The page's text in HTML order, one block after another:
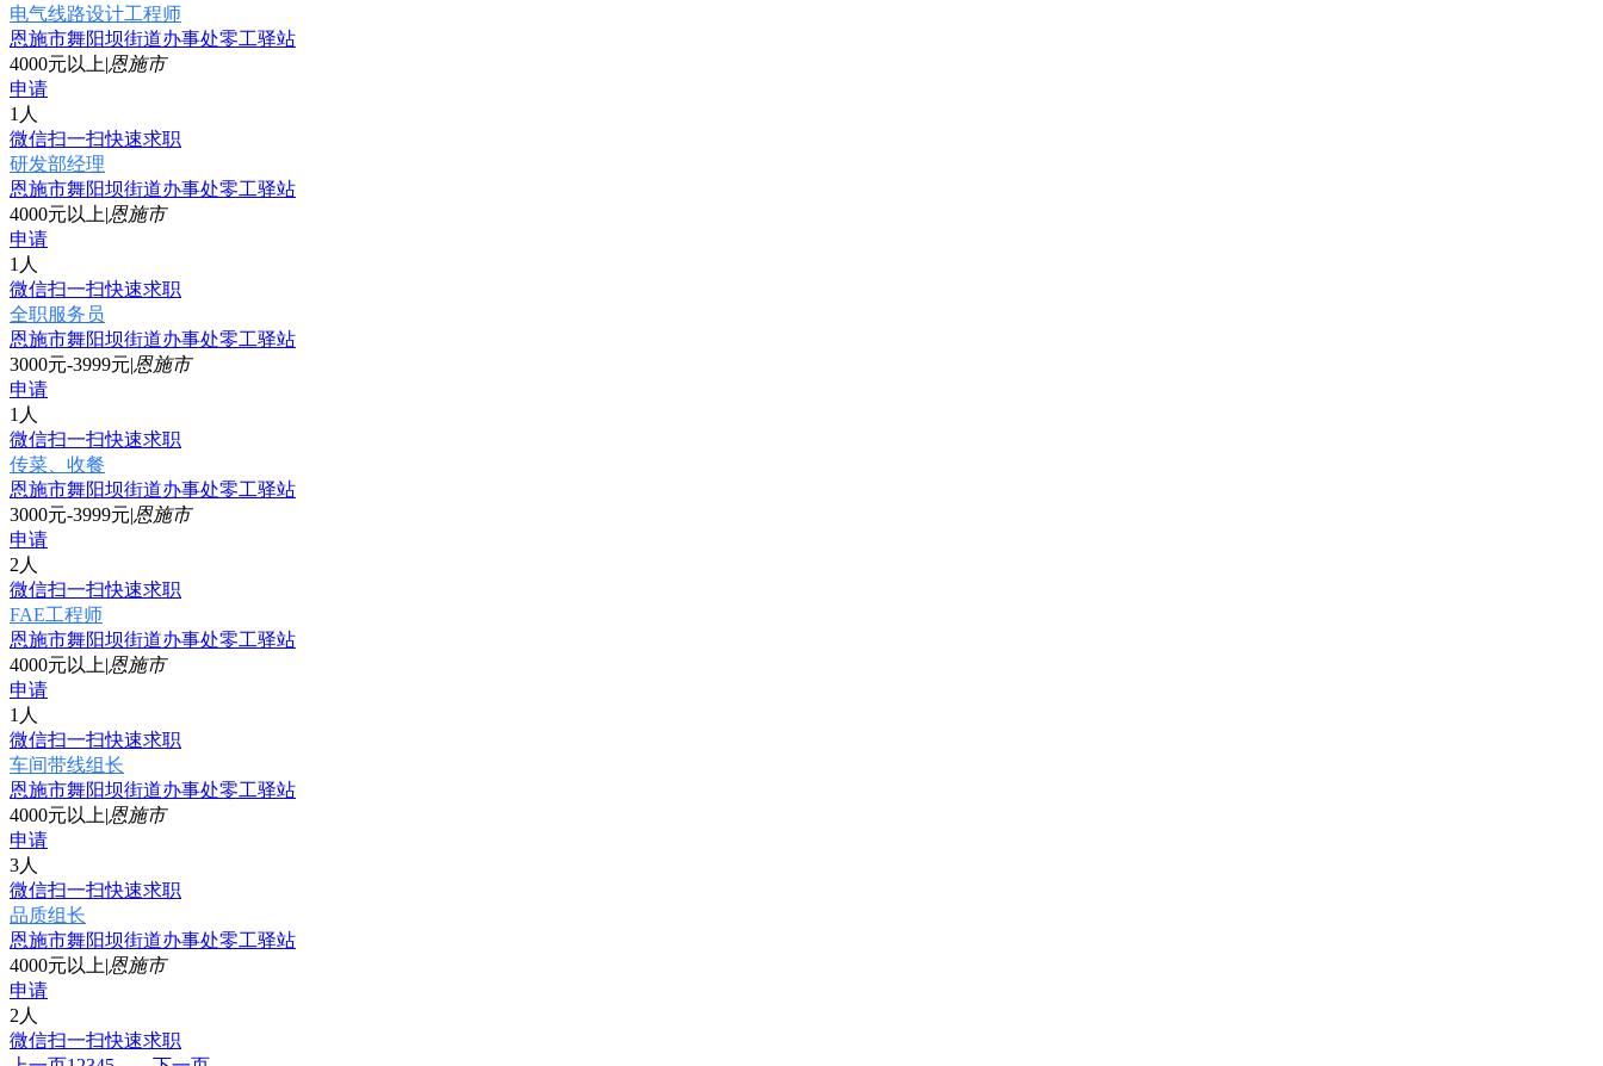
电气线路设计工程师
恩施市舞阳坝街道办事处零工驿站
4000元以上|恩施市
申请
1人
微信扫一扫快速求职
研发部经理
恩施市舞阳坝街道办事处零工驿站
4000元以上|恩施市
申请
1人
微信扫一扫快速求职
全职服务员
恩施市舞阳坝街道办事处零工驿站
3000元-3999元|恩施市
申请
1人
微信扫一扫快速求职
传菜、收餐
恩施市舞阳坝街道办事处零工驿站
3000元-3999元|恩施市
申请
2人
微信扫一扫快速求职
FAE工程师
恩施市舞阳坝街道办事处零工驿站
4000元以上|恩施市
申请
1人
微信扫一扫快速求职
车间带线组长
恩施市舞阳坝街道办事处零工驿站
4000元以上|恩施市
申请
3人
微信扫一扫快速求职
品质组长
恩施市舞阳坝街道办事处零工驿站
4000元以上|恩施市
申请
2人
微信扫一扫快速求职